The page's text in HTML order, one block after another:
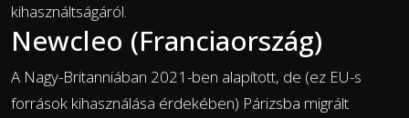
kihasználtságáról.
Newcleo (Franciaország)
A Nagy-Britanniában 2021-ben alapított, de (ez EU-s
források kihasználása érdekében) Párizsba migrált